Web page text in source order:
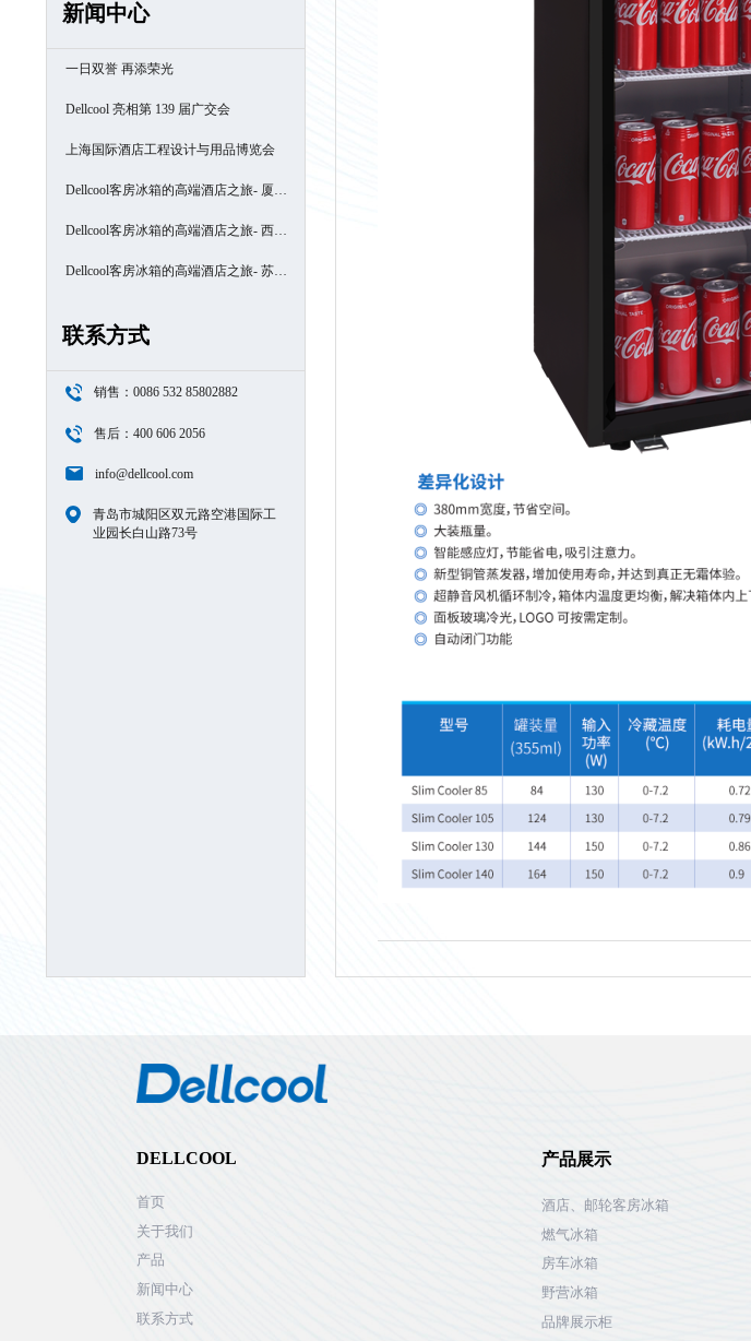
新闻中心
一日双誉 再添荣光
Dellcool 亮相第 139 届广交会
上海国际酒店工程设计与用品博览会
Dellcool客房冰箱的高端酒店之旅- 厦门
南洋万怡酒店
Dellcool客房冰箱的高端酒店之旅- 西安
高新区万豪酒店
Dellcool客房冰箱的高端酒店之旅- 苏州
联系方式
销售：0086 532 85802882
售后：400 606 2056
info@dellcool.com
青岛市城阳区双元路空港国际工
业园长白山路73号
DELLCOOL
首页
关于我们
产品
新闻中心
联系方式
产品展示
酒店、邮轮客房冰箱
燃气冰箱
房车冰箱
野营冰箱
品牌展示柜